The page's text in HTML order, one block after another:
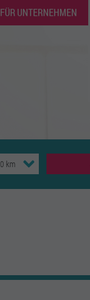
FÜR UNTERNEHMEN